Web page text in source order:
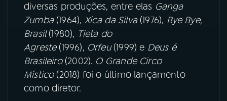
diversas produções, entre elas Ganga
Zumba(1964), Xica da Silva(1976), Bye Bye,
Brasil(1980), Tieta do
Agreste(1996), Orfeu(1999) e Deus é
Brasileiro(2002). O Grande Circo
Místico(2018) foi o último lançamento
como diretor.